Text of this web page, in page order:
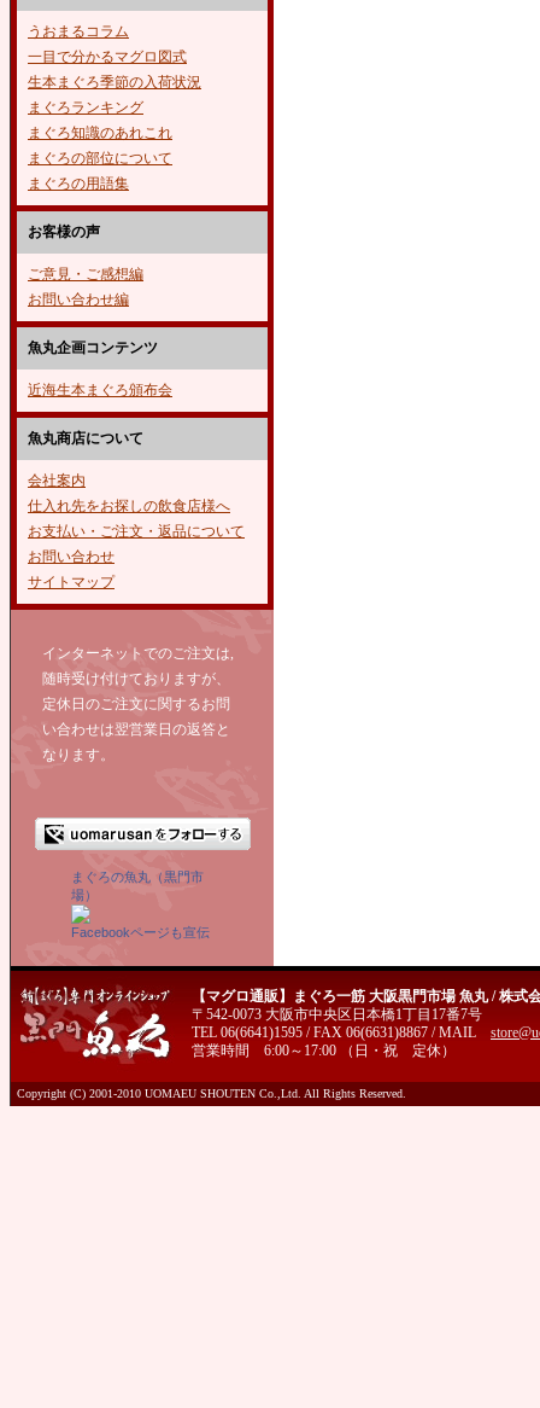
うおまるコラム
一目で分かるマグロ図式
生本まぐろ季節の入荷状況
まぐろランキング
まぐろ知識のあれこれ
まぐろの部位について
まぐろの用語集
お客様の声
ご意見・ご感想編
お問い合わせ編
魚丸企画コンテンツ
近海生本まぐろ頒布会
魚丸商店について
会社案内
仕入れ先をお探しの飲食店様へ
お支払い・ご注文・返品について
お問い合わせ
サイトマップ
インターネットでのご注文は,
随時受け付けておりますが、
定休日のご注文に関するお問
い合わせは翌営業日の返答と
なります。
まぐろの魚丸（黒門市
場）
Facebookページも宣伝
【マグロ通販】まぐろ一筋 大阪黒門市場 魚丸 / 株式
〒542-0073 大阪市中央区日本橋1丁目17番7号
TEL 06(6641)1595 / FAX 06(6631)8867 / MAIL
営業時間 6:00～17:00 （日・祝 定休）
Copyright (C) 2001-2010 UOMAEU SHOUTEN Co.,Ltd. All Rights Reserved.